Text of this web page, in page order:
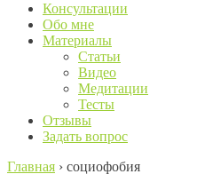
Консультации
Обо мне
Материалы
Статьи
Видео
Медитации
Тесты
Отзывы
Задать вопрос
Главная › социофобия